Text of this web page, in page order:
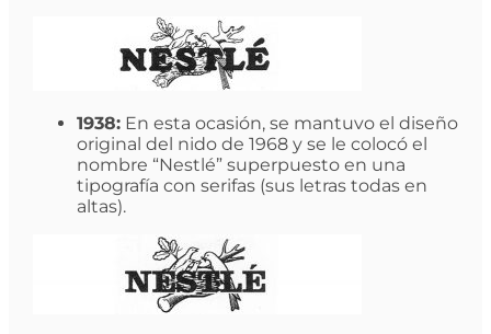
1938:En esta ocasión, se mantuvo el diseño
original del nido de 1968 y se le colocó el
nombre “Nestlé” superpuesto en una
tipografía con serifas (sus letras todas en
altas).